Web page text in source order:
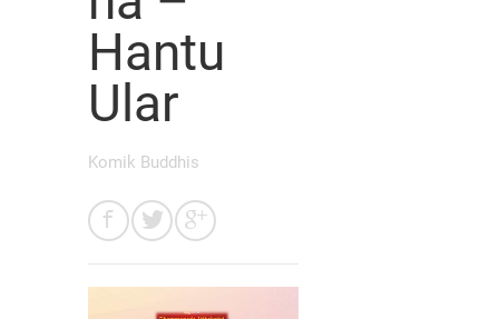
Hantu
Ular
Komik Buddhis